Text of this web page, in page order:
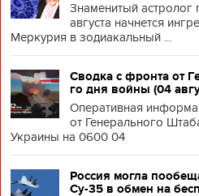
Знаменитый астролог
августа начнется
Меркурия в зодиакальный ...
Сводка с фронта от
го дня войны (04
Оперативная
от Генерального
Украины на 0600 04
Россия могла
Су-35 в обмен на